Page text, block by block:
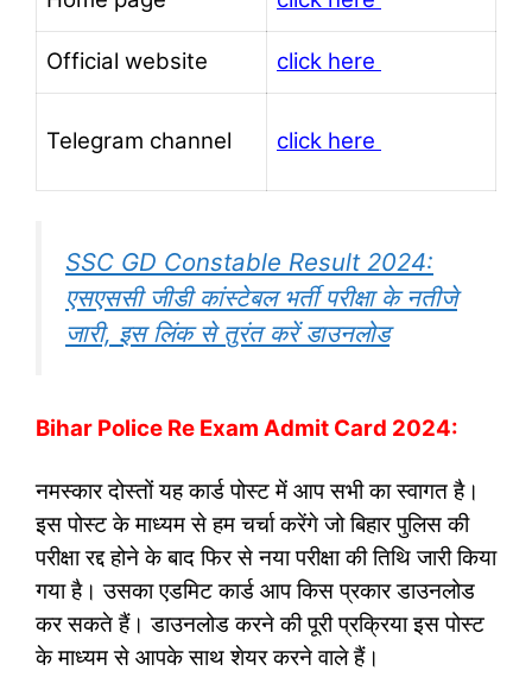
Official website click here
Telegram channel click here
SSC GD Constable Result 2024:
एसएससी जीडी कांस्टेबल भर्ती परीक्षा के नतीजे
जारी, इस लिंक से तुरंत करें डाउनलोड
Bihar Police Re Exam Admit Card 2024:
नमस्कार दोस्तों यह कार्ड पोस्ट में आप सभी का स्वागत है।
इस पोस्ट के माध्यम से हम चर्चा करेंगे जो बिहार पुलिस की
परीक्षा रद्द होने के बाद फिर से नया परीक्षा की तिथि जारी किया
गया है। उसका एडमिट कार्ड आप किस प्रकार डाउनलोड
कर सकते हैं। डाउनलोड करने की पूरी प्रक्रिया इस पोस्ट
के माध्यम से आपके साथ शेयर करने वाले हैं।